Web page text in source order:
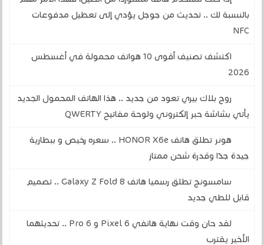
بالنسبة لك .. تحديث من جوجل يؤدي إلى تعطيل مدفوعات
NFC
اكتشف تصنيف أقوى 10 هواتف محمولة في أغسطس
2026
روح بلاك بيري تعود من جديد .. هذا الهاتف المحمول الجديد
يأتي بشاشة حبر إلكتروني ولوحة مفاتيح QWERTY
هونر تطلق هاتف HONOR X6e .. سعره رخيص و ببطارية
جيدة جدًا وقدرة شحن ممتاز
سامسونج تطلق رسميا هاتف Galaxy Z Fold 8 .. تصميم
قابل للطي جديد
لقد حان وقت نهاية هاتفي Pixel 6 و 6 Pro .. تحديثهما
الأخير يقترب